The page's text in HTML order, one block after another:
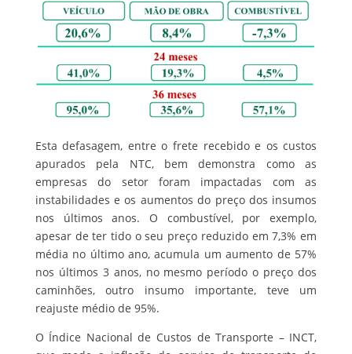
Esta defasagem, entre o frete recebido e os custos
apurados pela NTC, bem demonstra como as
empresas do setor foram impactadas com as
instabilidades e os aumentos do preço dos insumos
nos últimos anos. O combustível, por exemplo,
apesar de ter tido o seu preço reduzido em 7,3% em
média no último ano, acumula um aumento de 57%
nos últimos 3 anos, no mesmo período o preço dos
caminhões, outro insumo importante, teve um
reajuste médio de 95%.
O Índice Nacional de Custos de Transporte – INCT,